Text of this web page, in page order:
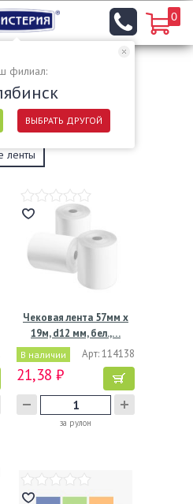
филиал:
ВЫБРАТЬ ДРУГОЙ
0
ленты
Чековая лента 57мм х
19м, d12 мм, бел.,…
В наличии Арт: 114138
21,38 ₽
за рулон